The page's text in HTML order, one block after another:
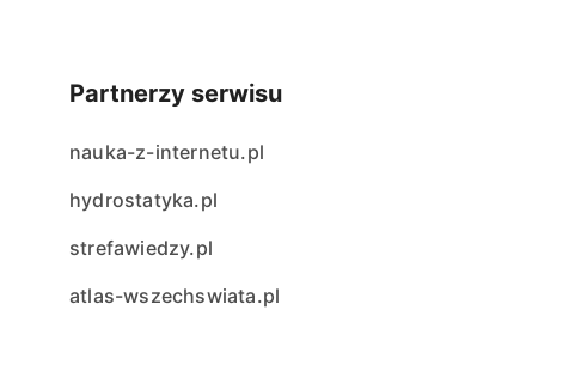
Partnerzy serwisu
nauka-z-internetu.pl
hydrostatyka.pl
strefawiedzy.pl
atlas-wszechswiata.pl